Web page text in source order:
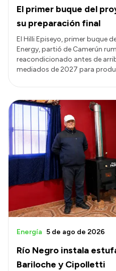
El primer buque del
su preparación final
El Hilli Episeyo, primer buque
Energy, partió de Camerún
reacondicionado antes de
mediados de 2027 para
Río Negro instala
Bariloche y Cipolletti
Energía 5 de ago de 2026